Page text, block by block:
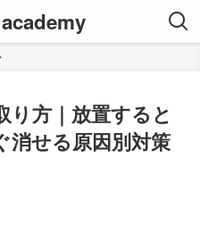
り方｜放置すると
消せる原因別対策